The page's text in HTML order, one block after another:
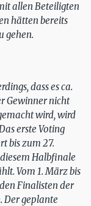
allen Beteiligten
hätten bereits
gehen.
dass es ca.
Gewinner nicht
wird, wird
erste Voting
bis zum 27.
Halbfinale
Vom 1. März bis
Finalisten der
Der geplante